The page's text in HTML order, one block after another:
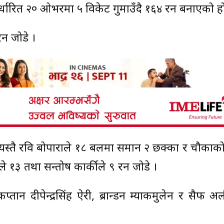
२० ओभरमा ५ विकेट गुमाउँदै १६४ रन बनाएको
जोडे ।
रवि बोपाराले १८ बलमा समान २ छक्का र
तथा सन्तोष कार्कीले ९ रन जोडे ।
दीपेन्द्रसिंह ऐरी, ब्रान्डन म्याकमुलेन र सैफ